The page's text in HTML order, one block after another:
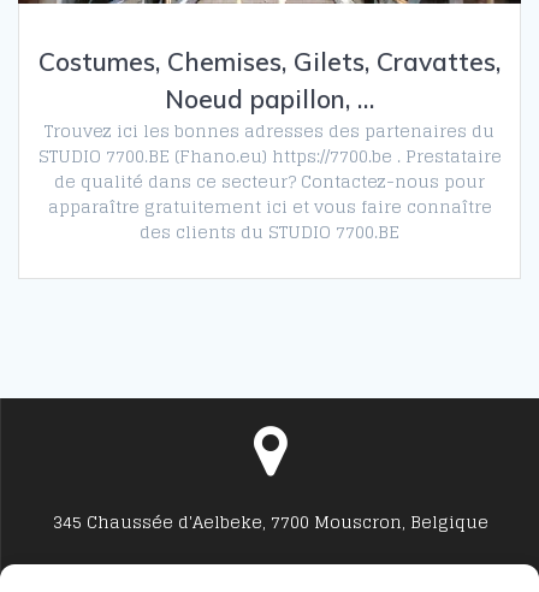
Costumes, Chemises, Gilets, Cravattes,
Noeud papillon, …
Trouvez ici les bonnes adresses des partenaires du
STUDIO 7700.BE (Fhano.eu) https://7700.be . Prestataire
de qualité dans ce secteur? Contactez-nous pour
apparaître gratuitement ici et vous faire connaître
des clients du STUDIO 7700.BE
345 Chaussée d'Aelbeke, 7700 Mouscron, Belgique